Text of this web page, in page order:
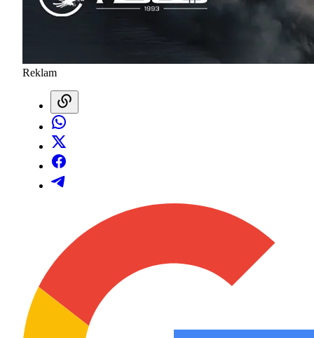
Reklam